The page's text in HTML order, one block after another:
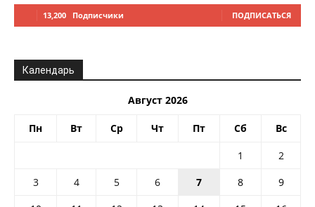
13,200 Подписчики ПОДПИСАТЬСЯ
Календарь
Август 2026
Пн Вт Ср Чт Пт Сб Вс
1
2
3
4 5 6 7 8
9